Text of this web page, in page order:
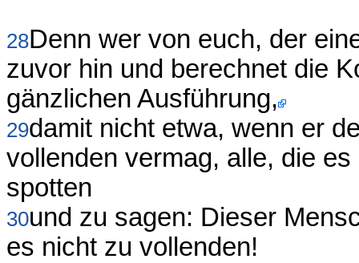
28Denn wer von euch, der
zuvor hin und berechnet die
gänzlichen Ausführung,
29damit nicht etwa, wenn er
vollenden vermag, alle, die
spotten
30und zu sagen: Dieser
es nicht zu vollenden!